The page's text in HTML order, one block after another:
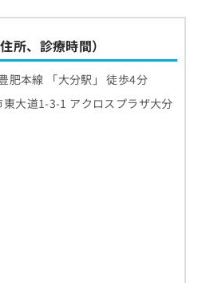
所、診療時間）
肥本線 「大分駅」 徒歩4分
大道1-3-1 アクロスプラザ大分